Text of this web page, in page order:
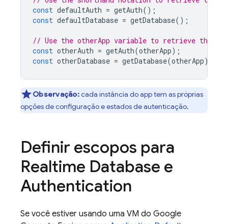
const defaultAuth = getAuth();
const defaultDatabase = getDatabase();
// Use the otherApp variable to retrieve the
const otherAuth = getAuth(otherApp);
const otherDatabase = getDatabase(otherApp);
Observação:cada instância do app tem as próprias
opções de configuração e estados de autenticação.
Definir escopos para
Realtime Database e
Authentication
Se você estiver usando uma VM do Google